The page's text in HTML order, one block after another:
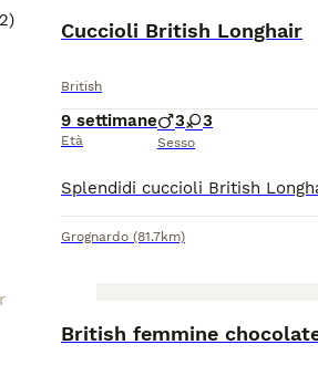
Cuccioli British Longhair
British
9 settimane
Età
3 3
Sesso
Grognardo (81.7km)
British femmine